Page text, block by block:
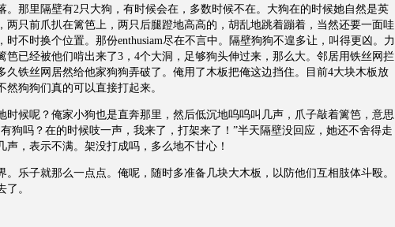
。那里隔壁有2只大狗，有时候会在，多数时候不在。大狗在的时候她自然是英
两只前爪扒在篱笆上，两只后腿蹬地高高的，胡乱地跳着蹦着，当然还要一面哇
时不时换个位置。那份enthusiam尽在不言中。隔壁狗狗不遑多让，叫得更凶。力
笆已经被他们啃出来了3，4个大洞，足够狗头伸过来，那么大。邻居用铁丝网拦
久铁丝网居然给他家狗狗弄破了。俺用了木板把俺这边挡住。目前4大块木板放
然狗狗们真的可以直接打起来。
时候呢？俺家小狗也是直奔那里，然后低沉地呜呜叫几声，爪子敲着篱笆，意思
狗吗？在的时候吱一声，我来了，打架来了！”半天隔壁没回应，她还不舍得走
声，表示不满。架没打成吗，多么地不甘心！
。乐子就那么一点点。俺呢，随时多准备几块大木板，以防他们互相肢体斗殴。
了。